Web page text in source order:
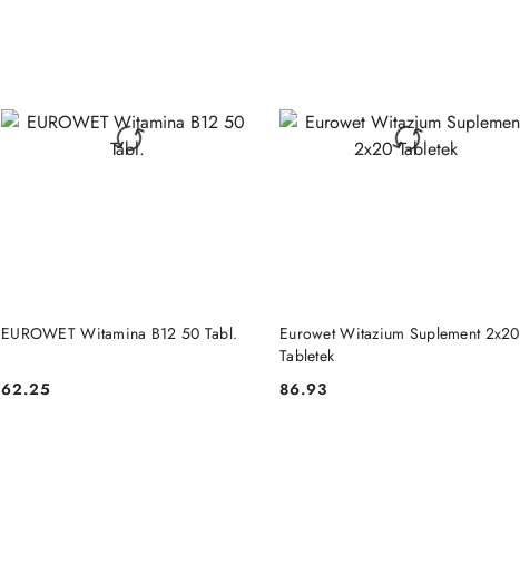
EUROWET Witamina B12 50 Tabl.
Cena:
62.25
DO KOSZYKA
Eurowet Witazium Suplement 2x20
Tabletek
Cena:
86.93
DO KOSZYKA